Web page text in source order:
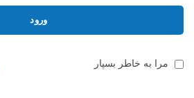
ورود
مرا به خاطر بسپار